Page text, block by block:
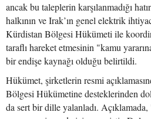
ancak bu taleplerin karşılanmadığı
halkının ve Irak’ın genel elektrik
Kürdistan Bölgesi Hükümeti ile
taraflı hareket etmesinin "kamu
bir endişe kaynağı olduğu belirtildi.
Hükümet, şirketlerin resmi
Bölgesi Hükümetine desteklerinden
da sert bir dille yalanladı.